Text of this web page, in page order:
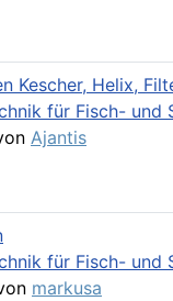
Kescher, Helix,
für Fisch- und
Ajantis
für Fisch- und
markusa